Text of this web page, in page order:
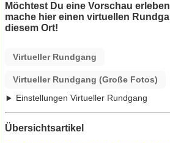
Möchtest Du eine Vorschau
mache hier einen virtuellen
diesem Ort!
Virtueller Rundgang
Virtueller Rundgang (Große Fotos)
Einstellungen Virtueller Rundgang
Übersichtsartikel